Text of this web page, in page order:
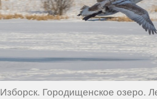
Изборск. Городищенское озеро.